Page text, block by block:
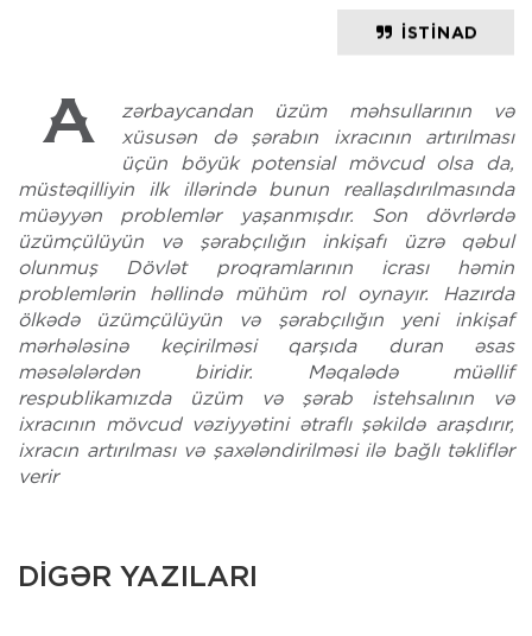
İSTINAD
Azərbaycandan üzüm məhsullarının və
xüsusən də şərabın ixracının artırılması
üçün böyük potensial mövcud olsa da,
müstəqilliyin ilk illərində bunun reallaşdırılmasında
müəyyən problemlər yaşanmışdır. Son dövrlərdə
üzümçülüyün və şərabçılığın inkişafı üzrə qəbul
olunmuş Dövlət proqramlarının icrası həmin
problemlərin həllində mühüm rol oynayır. Hazırda
ölkədə üzümçülüyün və şərabçılığın yeni inkişaf
mərhələsinə keçirilməsi qarşıda duran əsas
məsələlərdən biridir. Məqalədə müəllif
respublikamızda üzüm və şərab istehsalının və
ixracının mövcud vəziyyətini ətraflı şəkildə araşdırır,
ixracın artırılması və şaxələndirilməsi ilə bağlı təkliflər
verir
DİGƏR YAZILARI